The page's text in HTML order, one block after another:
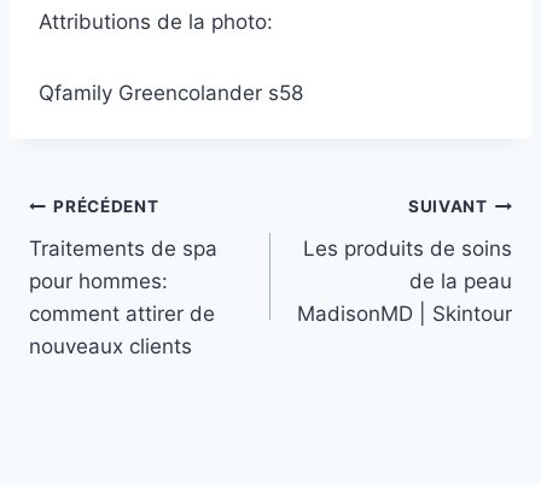
Attributions de la photo:
Qfamily Greencolander s58
Navigation
de
l’article
PRÉCÉDENT
Traitements de spa
pour hommes:
comment attirer de
nouveaux clients
SUIVANT
Les produits de soins
de la peau
MadisonMD | Skintour